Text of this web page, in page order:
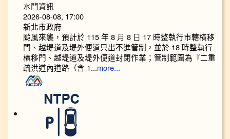
水門資訊
2026-08-08, 17:00
新北市政府
颱風來襲，預計於 115 年 8 月 8 日 17 時整執行市轄橫移
門、越堤道及堤外便道只出不進管制，並於 18 時整執行
橫移門、越堤道及堤外便道封閉作業；管制範圍為『二重
疏洪道內道路（含 1...more...